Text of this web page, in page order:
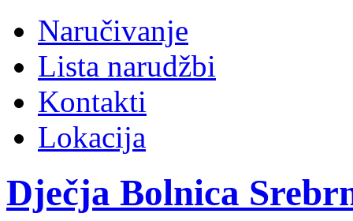
Naručivanje
Lista narudžbi
Kontakti
Lokacija
Dječja Bolnica